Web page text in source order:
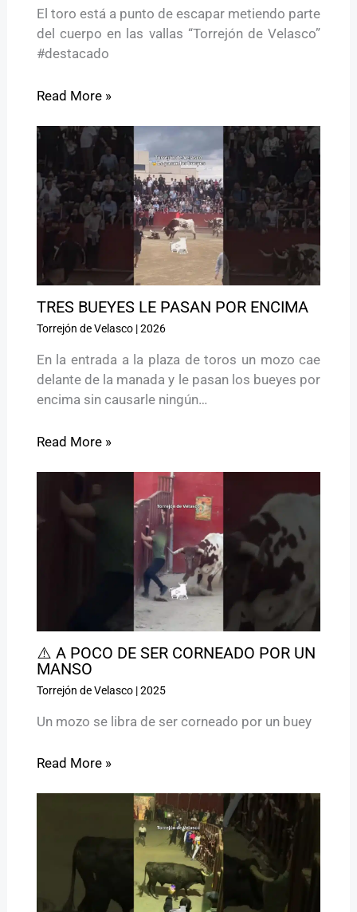
El toro está a punto de escapar metiendo parte
del cuerpo en las vallas “Torrejón de Velasco”
#destacado
Read More »
TRES BUEYES LE PASAN POR ENCIMA
Torrejón de Velasco|2026
En la entrada a la plaza de toros un mozo cae
delante de la manada y le pasan los bueyes por
encima sin causarle ningún…
Read More »
⚠️ A POCO DE SER CORNEADO POR UN
MANSO
Torrejón de Velasco|2025
Un mozo se libra de ser corneado por un buey
Read More »